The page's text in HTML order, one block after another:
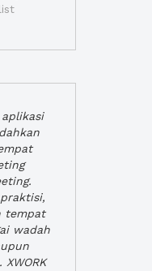
tempat
wadah